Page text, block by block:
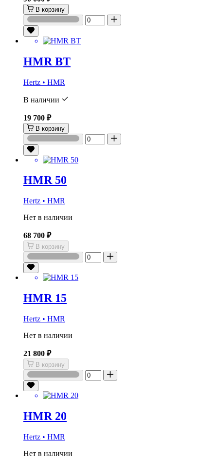
В корзину
HMR BT
Hertz • HMR
В наличии
19 700 ₽
В корзину
HMR 50
Hertz • HMR
Нет в наличии
68 700 ₽
В корзину
HMR 15
Hertz • HMR
Нет в наличии
21 800 ₽
В корзину
HMR 20
Hertz • HMR
Нет в наличии